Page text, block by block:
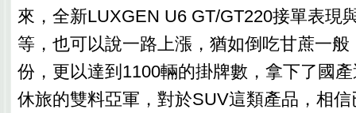
來，全新LUXGEN U6 GT/GT220接單表現
等，也可以說一路上漲，猶如倒吃甘蔗一
份，更以達到1100輛的掛牌數，拿下了國
休旅的雙料亞軍，對於SUV這類產品，相